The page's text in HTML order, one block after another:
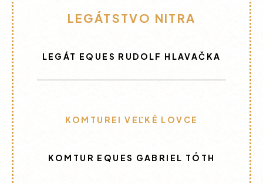
LEGÁTSTVO NITRA
LEGÁT EQUES RUDOLF HLAVAČKA
KOMTUREI VEĽKÉ LOVCE
KOMTUR EQUES GABRIEL TÓTH